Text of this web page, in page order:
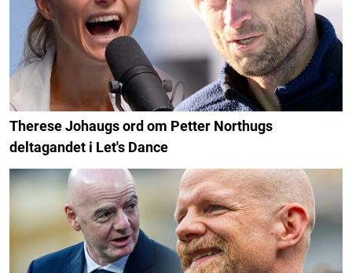
Therese Johaugs ord om Petter Northugs
deltagandet i Let's Dance